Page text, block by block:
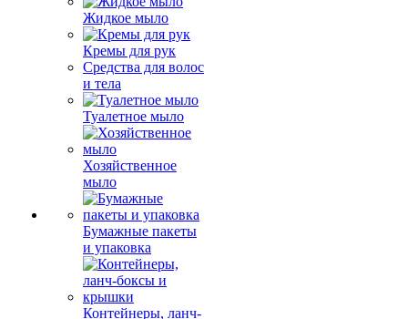
Жидкое мыло
Кремы для рук
Средства для волос
и тела
Туалетное мыло
Хозяйственное
мыло
Бумажные пакеты
и упаковка
Контейнеры, ланч-